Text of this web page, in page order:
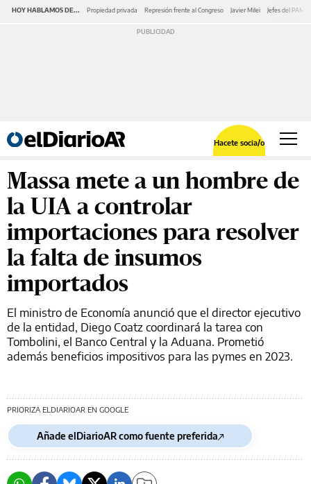
HOY HABLAMOS DE... Propiedad privada Represión frente al Congreso Javier Milei Jefes del PAMI
Hacete socia/o
Massa mete a un hombre de
la UIA a controlar
importaciones para resolver
la falta de insumos
importados
El ministro de Economía anunció que el director ejecutivo
de la entidad, Diego Coatz coordinará la tarea con
Tombolini, el Banco Central y la Aduana. Prometió
además beneficios impositivos para las pymes en 2023.
PRIORIZA ELDIARIOAR EN GOOGLE
Añade elDiarioAR como fuente preferida